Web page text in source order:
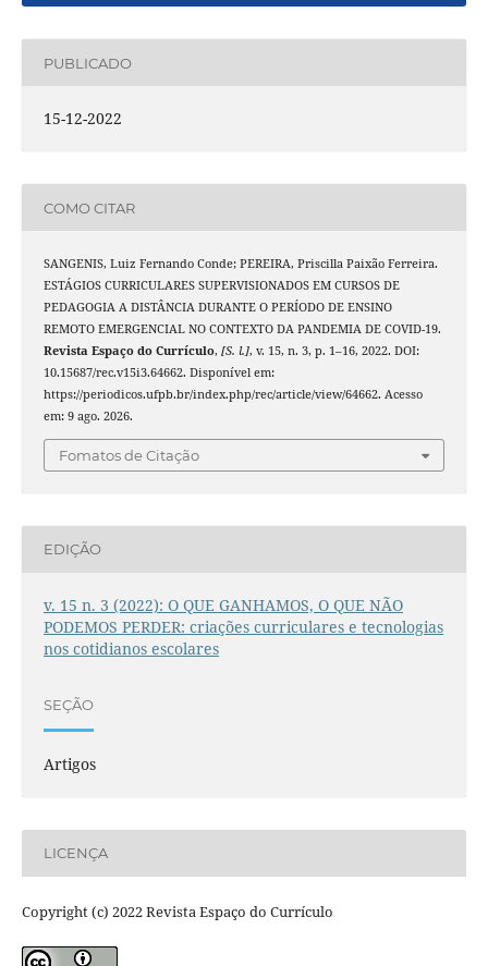
PUBLICADO
15-12-2022
COMO CITAR
SANGENIS, Luiz Fernando Conde; PEREIRA, Priscilla Paixão Ferreira.
ESTÁGIOS CURRICULARES SUPERVISIONADOS EM CURSOS DE
PEDAGOGIA A DISTÂNCIA DURANTE O PERÍODO DE ENSINO
REMOTO EMERGENCIAL NO CONTEXTO DA PANDEMIA DE COVID-19.
Revista Espaço do Currículo, [S. l.], v. 15, n. 3, p. 1–16, 2022. DOI:
10.15687/rec.v15i3.64662. Disponível em:
https://periodicos.ufpb.br/index.php/rec/article/view/64662. Acesso
em: 9 ago. 2026.
Fomatos de Citação
EDIÇÃO
v. 15 n. 3 (2022): O QUE GANHAMOS, O QUE NÃO
PODEMOS PERDER: criações curriculares e tecnologias
nos cotidianos escolares
SEÇÃO
Artigos
LICENÇA
Copyright (c) 2022 Revista Espaço do Currículo